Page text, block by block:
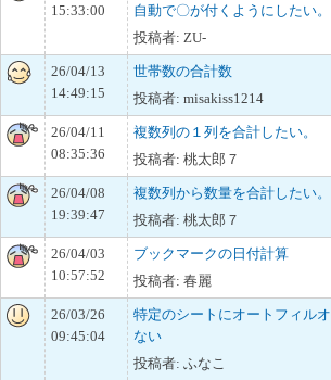
15:33:00
自動で〇が付くようにしたい。
投稿者: ZU-
26/04/13
14:49:15
世帯数の合計数
投稿者: misakiss1214
26/04/11
08:35:36
複数列の１列を合計したい。
投稿者: 桃太郎７
26/04/08
19:39:47
複数列から数量を合計したい。
投稿者: 桃太郎７
26/04/03
10:57:52
ブックマークの日付計算
投稿者: 春麗
26/03/26
09:45:04
特定のシートにオートフィル
ない
投稿者: ふなこ